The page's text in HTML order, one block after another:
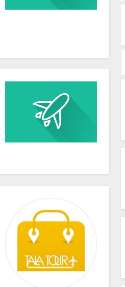
بار به یمن | بنادر حدیده و عدن
بار به عربستان (ریاض، دمام
نوین در صنعت حمل و نقل